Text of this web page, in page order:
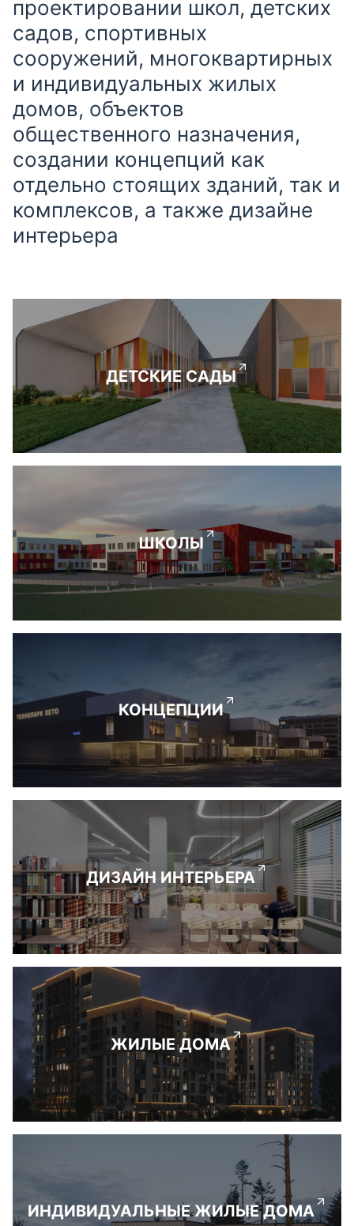
проектировании школ, детских
садов, спортивных
сооружений, многоквартирных
и индивидуальных жилых
домов, объектов
общественного назначения,
создании концепций как
отдельно стоящих зданий, так и
комплексов, а также дизайне
интерьера
ДЕТСКИЕ САДЫ
ШКОЛЫ
КОНЦЕПЦИИ
ДИЗАЙН ИНТЕРЬЕРА
ЖИЛЫЕ ДОМА
ИНДИВИДУАЛЬНЫЕ ЖИЛЫЕ ДОМА